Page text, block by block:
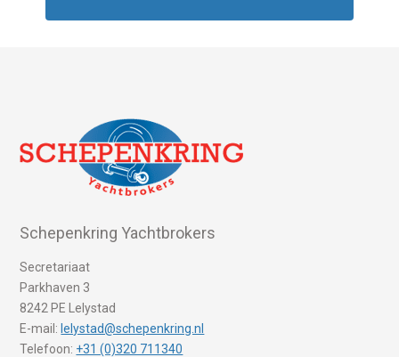
Schepenkring Yachtbrokers
Secretariaat
Parkhaven 3
8242 PE Lelystad
E-mail: lelystad@schepenkring.nl
Telefoon: +31 (0)320 711340